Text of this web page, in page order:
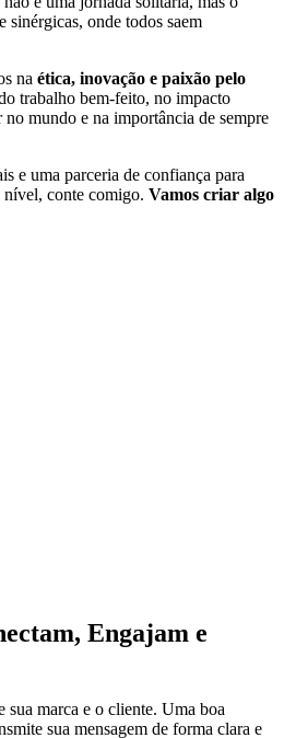
sinérgicas, onde todos saem
na ética, inovação e paixão pelo
trabalho bem-feito, no impacto
mundo e na importância de sempre
e uma parceria de confiança para
conte comigo. Vamos criar algo
Engajam e
sua marca e o cliente. Uma boa
sua mensagem de forma clara e